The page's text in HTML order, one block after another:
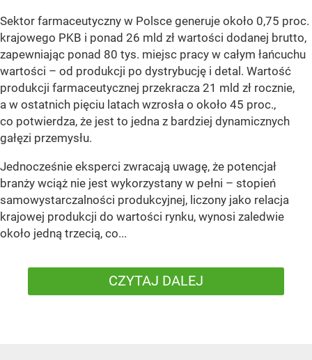
Sektor farmaceutyczny w Polsce generuje około 0,75 proc.
krajowego PKB i ponad 26 mld zł wartości dodanej brutto,
zapewniając ponad 80 tys. miejsc pracy w całym łańcuchu
wartości – od produkcji po dystrybucję i detal. Wartość
produkcji farmaceutycznej przekracza 21 mld zł rocznie,
a w ostatnich pięciu latach wzrosła o około 45 proc.,
co potwierdza, że jest to jedna z bardziej dynamicznych
gałęzi przemysłu.
Jednocześnie eksperci zwracają uwagę, że potencjał
branży wciąż nie jest wykorzystany w pełni – stopień
samowystarczalności produkcyjnej, liczony jako relacja
krajowej produkcji do wartości rynku, wynosi zaledwie
około jedną trzecią, co...
CZYTAJ DALEJ